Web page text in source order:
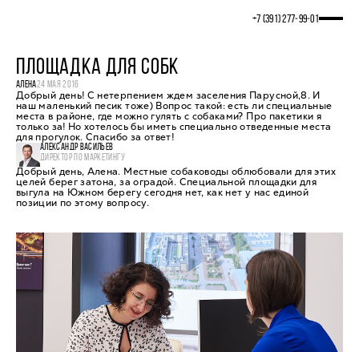
+7 (391) 277‒99‒01
ПЛОЩАДКА ДЛЯ СОБК
АЛЕНА24 МАЯ 2016
Добрый день! С нетерпением ждем заселения Парусной,8. И
наш маленький песик тоже) Вопрос такой: есть ли специальные
места в районе, где можно гулять с собаками? Про пакетики я
только за! Но хотелось бы иметь специально отведенные места
для прогулок. Спасибо за ответ!
АЛЕКСАНДР ВАСИЛЬЕВ
ДИРЕКТОР ПО МАРКЕТИНГУ
Добрый день, Алена. Местные собаководы облюбовали для этих
целей берег затона, за оградой. Специальной площадки для
выгула на Южном берегу сегодня нет, как нет у нас единой
позиции по этому вопросу.